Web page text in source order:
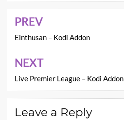
Post
navigation
PREV
Einthusan – Kodi Addon
NEXT
Live Premier League – Kodi Addon
Leave a Reply